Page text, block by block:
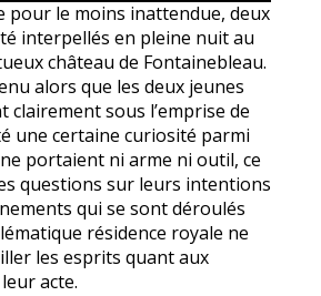
pour le moins inattendue, deux
interpellés en pleine nuit au
château de Fontainebleau.
alors que les deux jeunes
clairement sous l’emprise de
une certaine curiosité parmi
portaient ni arme ni outil, ce
questions sur leurs intentions
qui se sont déroulés
résidence royale ne
les esprits quant aux
acte.